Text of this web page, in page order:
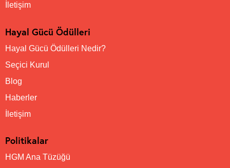
İletişim
Hayal Gücü Ödülleri
Hayal Gücü Ödülleri Nedir?
Seçici Kurul
Blog
Haberler
İletişim
Politikalar
HGM Ana Tüzüğü